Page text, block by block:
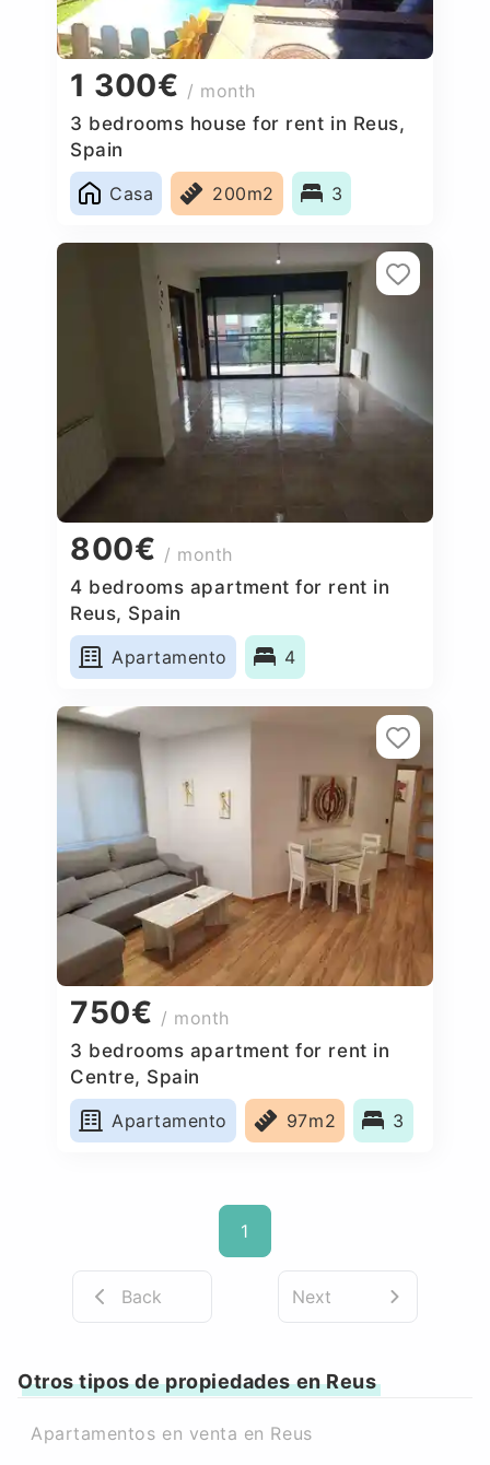
1 300€ / month
3 bedrooms house for rent in Reus,
Spain
Casa
200m2 3
800€ / month
4 bedrooms apartment for rent in
Reus, Spain
Apartamento
4
750€ / month
3 bedrooms apartment for rent in
Centre, Spain
Apartamento
97m2 3
1
Back Next
Otros tipos de propiedades en Reus
Apartamentos en venta en Reus